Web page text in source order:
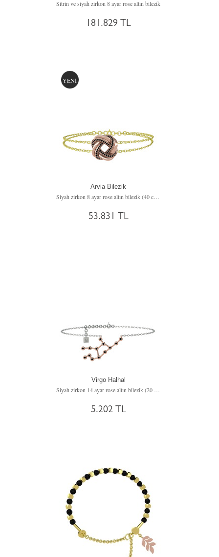
Sitrin ve siyah zirkon 8 ayar rose altın bilezik
181.829 TL
YENİ
Arvia Bilezik
Siyah zirkon 8 ayar rose altın bilezik (40 cm altın rolo zincir)
53.831 TL
Virgo Halhal
5.202 TL